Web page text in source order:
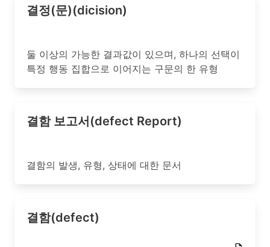
결정(문)(dicision)
둘 이상의 가능한 결과값이 있으며, 하나의 선택이
특정 행동 집합으로 이어지는 구문의 한 유형
결함 보고서(defect Report)
결함의 발생, 유형, 상태에 대한 문서
결함(defect)